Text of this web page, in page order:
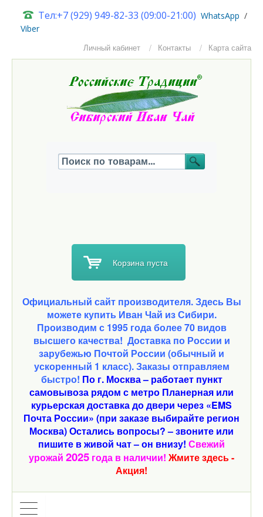
Тел:+7 (929) 949-82-33 (09:00-21:00) WhatsApp /
Viber
Личный кабинет
Контакты Карта сайта
Корзина пуста
Официальный сайт производителя. Здесь Вы
можете купить Иван Чай из Сибири.
Производим с 1995 года более 70 видов
высшего качества! Доставка по России и
зарубежью Почтой России (обычный и
ускоренный 1 класс). Заказы отправляем
быстро! По г. Москва – работает пункт
самовывоза рядом с метро Планерная или
курьерская доставка до двери через «EMS
Почта России» (при заказе выбирайте регион
Москва) Остались вопросы? – звоните или
пишите в живой чат – он внизу! Свежий
урожай 2025 года в наличии! Жмите здесь -
Акция!